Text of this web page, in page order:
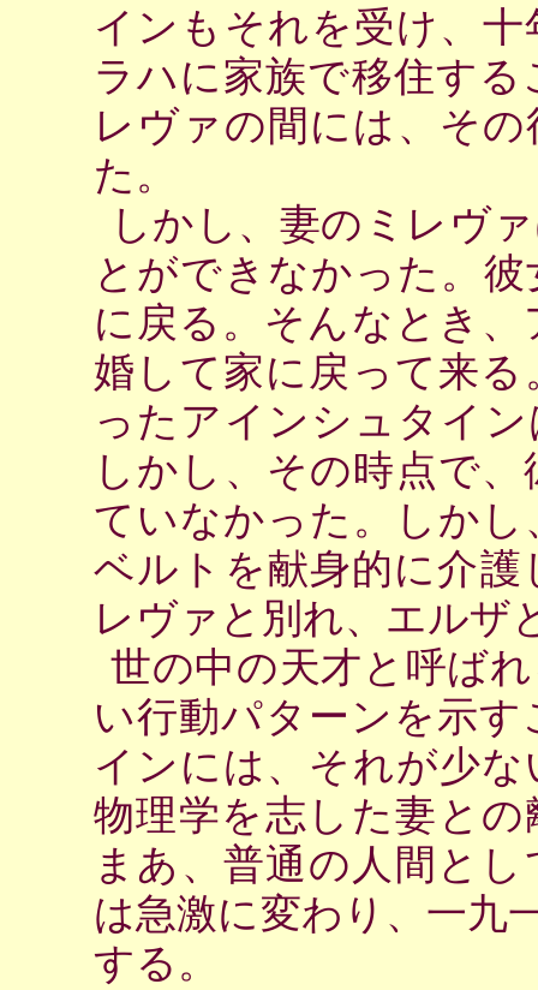
インもそれを受け、
ラハに家族で移住す
レヴァの間には、そ
た。
しかし、妻のミレヴ
とができなかった。
に戻る。そんなとき
婚して家に戻って来
ったアインシュタイ
しかし、その時点で
ていなかった。しか
ベルトを献身的に介
レヴァと別れ、エルザ
世の中の天才と呼ば
い行動パターンを示
インには、それが少
物理学を志した妻と
まあ、普通の人間と
は急激に変わり、一九
する。